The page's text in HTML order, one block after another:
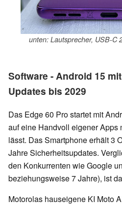
unten: Lautsprecher, USB-C
Software - Android 15
Updates bis 2029
Das Edge 60 Pro startet mit
auf eine Handvoll eigener Apps
lässt. Das Smartphone erhält 3
Jahre Sicherheitsupdates.
den Konkurrenten wie Google
beziehungsweise 7 Jahre), ist
Motorolas hauseigene KI Moto